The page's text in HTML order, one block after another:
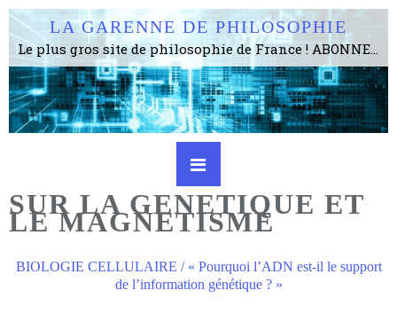
LA GARENNE DE PHILOSOPHIE
Le plus gros site de philosophie de France ! ABONNEZ-VOUS ! 4115 Articles, 1634 abonné·e·s, depuis 2006 . . . . . . . . 2 852 214 pages vues jusqu'à présent. Prestance et être apte à un plus grand nombre de choses.
SUR LA GENETIQUE ET
LE MAGNETISME
BIOLOGIE CELLULAIRE / « Pourquoi l’ADN est-il le support
de l’information génétique ? »